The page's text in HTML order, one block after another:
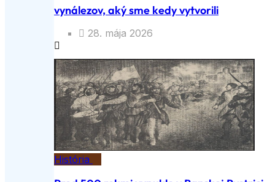
vynálezov, aký sme kedy vytvorili
28. mája 2026
História